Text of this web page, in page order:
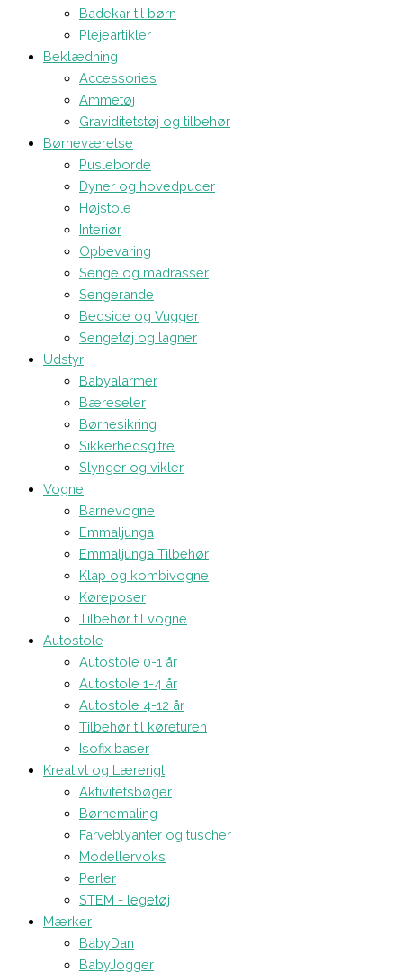
Badekar til børn
Plejeartikler
Beklædning
Accessories
Ammetøj
Graviditetstøj og tilbehør
Børneværelse
Pusleborde
Dyner og hovedpuder
Højstole
Interiør
Opbevaring
Senge og madrasser
Sengerande
Bedside og Vugger
Sengetøj og lagner
Udstyr
Babyalarmer
Bæreseler
Børnesikring
Sikkerhedsgitre
Slynger og vikler
Vogne
Barnevogne
Emmaljunga
Emmaljunga Tilbehør
Klap og kombivogne
Køreposer
Tilbehør til vogne
Autostole
Autostole 0-1 år
Autostole 1-4 år
Autostole 4-12 år
Tilbehør til køreturen
Isofix baser
Kreativt og Lærerigt
Aktivitetsbøger
Børnemaling
Farveblyanter og tuscher
Modellervoks
Perler
STEM - legetøj
Mærker
BabyDan
BabyJogger